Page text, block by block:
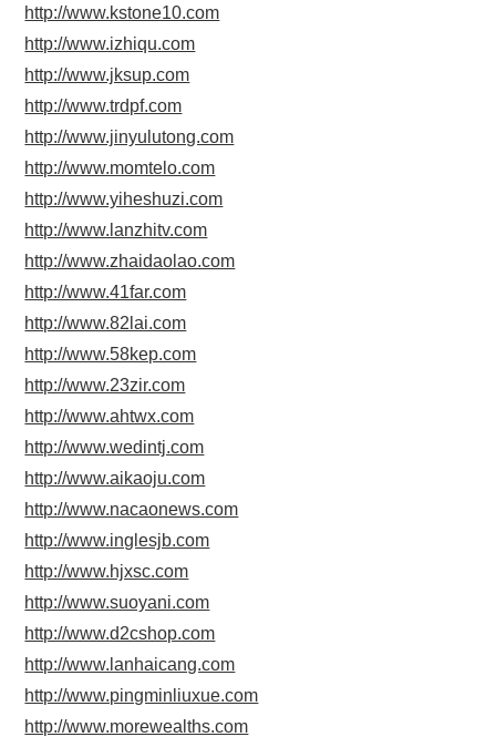
http://www.kstone10.com
http://www.izhiqu.com
http://www.jksup.com
http://www.trdpf.com
http://www.jinyulutong.com
http://www.momtelo.com
http://www.yiheshuzi.com
http://www.lanzhitv.com
http://www.zhaidaolao.com
http://www.41far.com
http://www.82lai.com
http://www.58kep.com
http://www.23zir.com
http://www.ahtwx.com
http://www.wedintj.com
http://www.aikaoju.com
http://www.nacaonews.com
http://www.inglesjb.com
http://www.hjxsc.com
http://www.suoyani.com
http://www.d2cshop.com
http://www.lanhaicang.com
http://www.pingminliuxue.com
http://www.morewealths.com